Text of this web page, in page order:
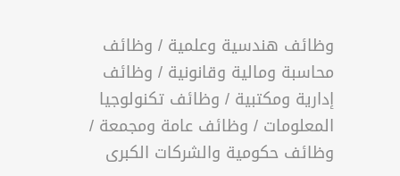
وظائف هندسية وعلمية / وظائف
محاسبة ومالية وقانونية / وظائف
إدارية ومكتبية / وظائف تكنولوجيا
المعلومات / وظائف عامة ومجمعة /
وظائف حكومية والشركات الكبرى